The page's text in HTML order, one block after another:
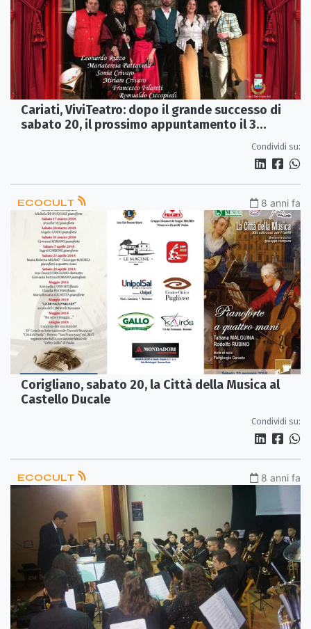
Cariati, ViviTeatro: dopo il grande successo di
sabato 20, il prossimo appuntamento il 3
Condividi su:
ECOCULT 8 anni fa
Corigliano, sabato 20, la Città della Musica al
Castello Ducale
Condividi su:
ECOCULT 8 anni fa